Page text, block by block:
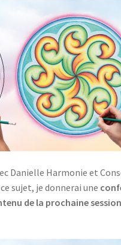
Danielle Harmonie et
ce sujet, je donnerai une
de la prochaine